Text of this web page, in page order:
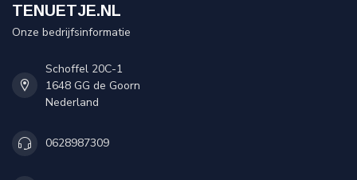
TENUETJE.NL
Onze bedrijfsinformatie
Schoffel 20C-1
1648 GG de Goorn
Nederland
0628987309